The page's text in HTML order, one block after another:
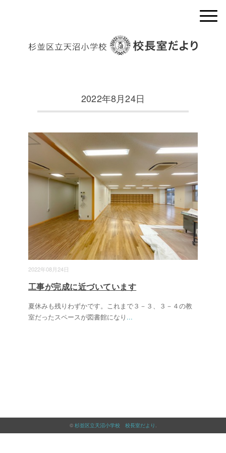
2022年8月24日
2022年08月24日
工事が完成に近づいています
夏休みも残りわずかです。これまで３－３、３－４の教
室だったスペースが図書館になり ...
© 杉並区立天沼小学校 校長室だより .